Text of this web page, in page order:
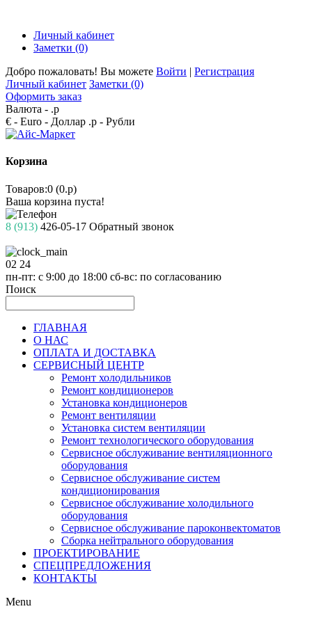
Личный кабинет
Заметки (0)
Добро пожаловать! Вы можете Войти | Регистрация
Личный кабинет Заметки (0)
Оформить заказ
Валюта - .р
€ - Euro - Доллар .р - Рубли
Корзина
Товаров:0 (0.р)
Ваша корзина пуста!
8 (913) 426-05-17 Обратный звонок
02 24
пн-пт: с 9:00 до 18:00 сб-вс: по согласованию
Поиск
ГЛАВНАЯ
О НАС
ОПЛАТА И ДОСТАВКА
СЕРВИСНЫЙ ЦЕНТР
Ремонт холодильников
Ремонт кондиционеров
Установка кондиционеров
Ремонт вентиляции
Установка систем вентиляции
Ремонт технологического оборудования
Cервисное обслуживание вентиляционного
оборудования
Cервисное обслуживание систем
кондиционирования
Cервисное обслуживание холодильного
оборудования
Сервисное обслуживание пароконвектоматов
Сборка нейтрального оборудования
ПРОЕКТИРОВАНИЕ
СПЕЦПРЕДЛОЖЕНИЯ
КОНТАКТЫ
Menu